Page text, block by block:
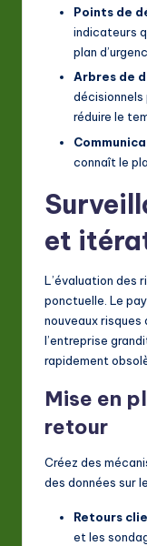
Points de
indicateurs
plan
Arbres de
réduire le
connaît le
et
L’évaluation des
ponctuelle. Le
nouveaux risques
l’entreprise
rapidement
Mise en
retour
Créez des
des données sur
Retours
et les